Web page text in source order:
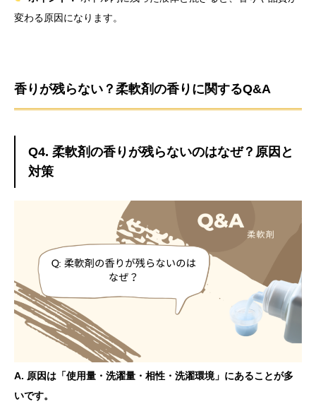
変わる原因になります。
香りが残らない？柔軟剤の香りに関するQ&A
Q4. 柔軟剤の香りが残らないのはなぜ？原因と
対策
A. 原因は「使用量・洗濯量・相性・洗濯環境」にあることが多
いです。